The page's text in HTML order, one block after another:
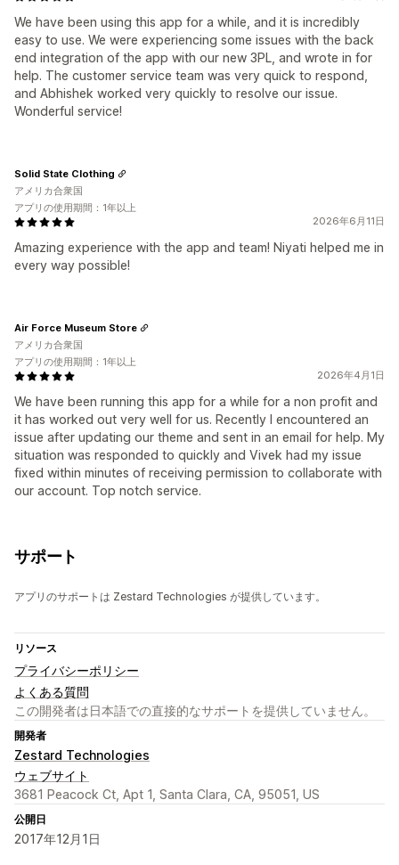
We have been using this app for a while, and it is incredibly
easy to use. We were experiencing some issues with the back
end integration of the app with our new 3PL, and wrote in for
help. The customer service team was very quick to respond,
and Abhishek worked very quickly to resolve our issue.
Wonderful service!
2026年6月11日
Amazing experience with the app and team! Niyati helped me in
every way possible!
Solid State Clothing
アメリカ合衆国
アプリの使用期間：1年以上
2026年4月1日
We have been running this app for a while for a non profit and
it has worked out very well for us. Recently I encountered an
issue after updating our theme and sent in an email for help. My
situation was responded to quickly and Vivek had my issue
fixed within minutes of receiving permission to collaborate with
our account. Top notch service.
Air Force Museum Store
アメリカ合衆国
アプリの使用期間：1年以上
サポート
アプリのサポートは Zestard Technologies が提供しています。
リソース
プライバシーポリシー
よくある質問
この開発者は日本語での直接的なサポートを提供していません。
開発者
Zestard Technologies
ウェブサイト
3681 Peacock Ct, Apt 1, Santa Clara, CA, 95051, US
公開日
2017年12月1日